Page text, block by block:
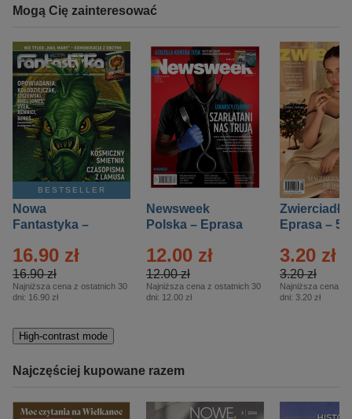
Mogą Cię zainteresować
BESTSELLER
Nowa
Fantastyka –
16.90 zł
16.90 zł
Najniższa cena z ostatnich 30
dni: 16.90 zł
Newsweek
Polska – Eprasa
12.00 zł
12.00 zł
Najniższa cena z ostatnich 30
dni: 12.00 zł
Zwierciadło
Eprasa – 5/
3.20 zł
3.20 zł
Najniższa cena z
dni: 3.20 zł
High-contrast mode
Najczęściej kupowane razem